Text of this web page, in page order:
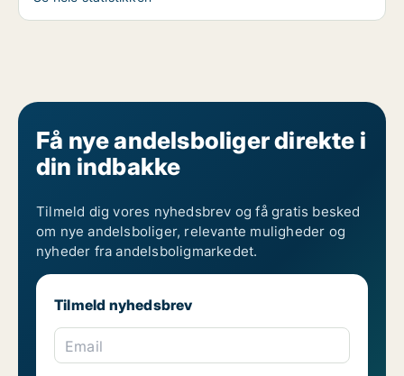
Få nye andelsboliger direkte i
din indbakke
Tilmeld dig vores nyhedsbrev og få gratis besked
om nye andelsboliger, relevante muligheder og
nyheder fra andelsboligmarkedet.
Tilmeld nyhedsbrev
Email